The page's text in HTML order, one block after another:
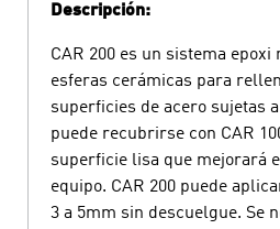
Descripción:
CAR 200 es un sistema epoxi
esferas cerámicas para
superficies de acero sujetas
puede recubrirse con CAR
superficie lisa que mejorará
equipo. CAR 200 puede
3 a 5mm sin descuelgue. Se